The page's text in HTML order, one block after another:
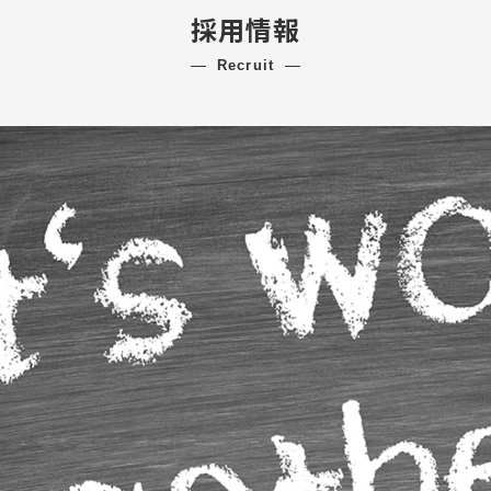
採用情報
recruit